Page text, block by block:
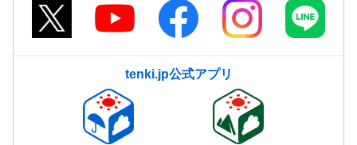
tenki.jp公式アプリ